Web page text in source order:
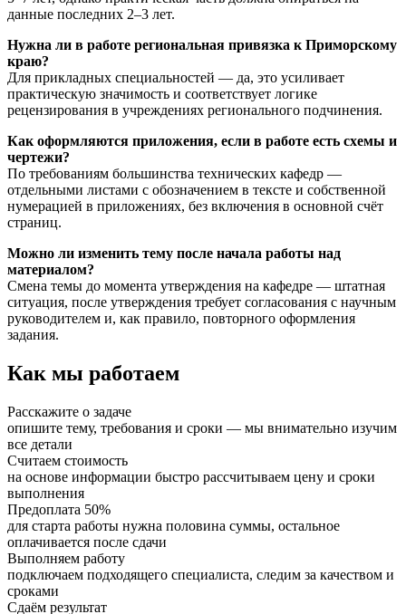
данные последних 2–3 лет.
Нужна ли в работе региональная привязка к Приморскому
краю?
Для прикладных специальностей — да, это усиливает
практическую значимость и соответствует логике
рецензирования в учреждениях регионального подчинения.
Как оформляются приложения, если в работе есть схемы и
чертежи?
По требованиям большинства технических кафедр —
отдельными листами с обозначением в тексте и собственной
нумерацией в приложениях, без включения в основной счёт
страниц.
Можно ли изменить тему после начала работы над
материалом?
Смена темы до момента утверждения на кафедре — штатная
ситуация, после утверждения требует согласования с научным
руководителем и, как правило, повторного оформления
задания.
Как мы работаем
Расскажите о задаче
опишите тему, требования и сроки — мы внимательно изучим
все детали
Считаем стоимость
на основе информации быстро рассчитываем цену и сроки
выполнения
Предоплата 50%
для старта работы нужна половина суммы, остальное
оплачивается после сдачи
Выполняем работу
подключаем подходящего специалиста, следим за качеством и
сроками
Сдаём результат